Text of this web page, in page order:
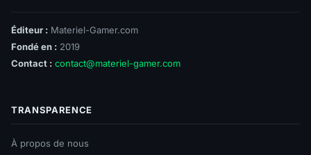
Éditeur : Materiel-Gamer.com
Fondé en : 2019
Contact : contact@materiel-gamer.com
TRANSPARENCE
À propos de nous